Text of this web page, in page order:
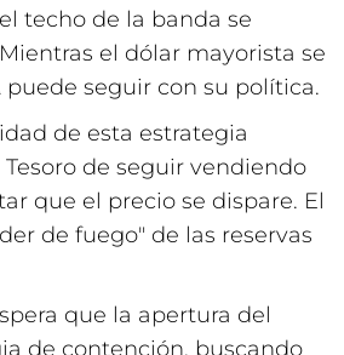
techo de la banda se
el dólar mayorista se
seguir con su política.
de esta estrategia
de seguir vendiendo
que el precio se dispare. El
de fuego" de las reservas
que la apertura del
de contención, buscando